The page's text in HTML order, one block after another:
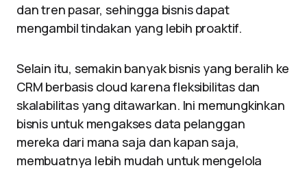
dan tren pasar, sehingga bisnis dapat
mengambil tindakan yang lebih proaktif.
Selain itu, semakin banyak bisnis yang beralih ke
CRM berbasis cloud karena fleksibilitas dan
skalabilitas yang ditawarkan. Ini memungkinkan
bisnis untuk mengakses data pelanggan
mereka dari mana saja dan kapan saja,
membuatnya lebih mudah untuk mengelola